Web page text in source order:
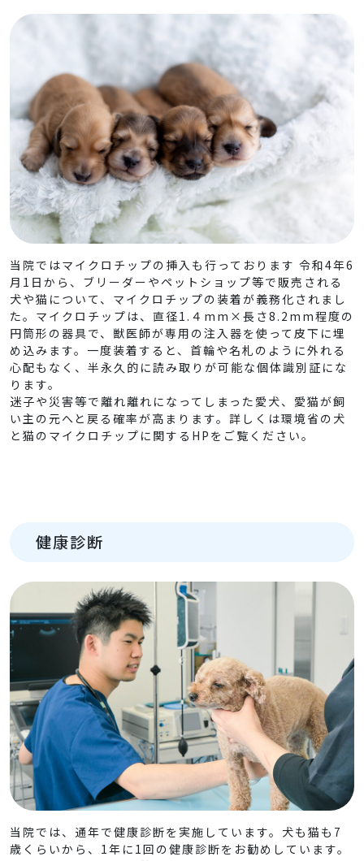
当 院ではマイクロチップの挿入も行っております 令和4年6
月1日から、ブリーダーやペットショップ等で販売される
犬や猫について、マイクロチップの装着が義務化されまし
た。マイクロチップは、直径1.４mm×長さ8.2mm程度の
円筒形の器具で、獣医師が専用の注入器を使って皮下に埋
め込みます。一度装着すると、首輪や名札のように外れる
心配もなく、半永久的に読み取りが可能な個体識別証にな
ります。
迷子や災害等で離れ離れになってしまった愛犬、愛猫が飼
い主の元へと戻る確率が高まります。詳しくは環境省の犬
と猫のマイクロチップに関するHPをご覧ください。
健康診断
当 院では、通年で健康診断を実施しています。犬も猫も7
歳くらいから、1年に1回の健康診断をお勧めしています。